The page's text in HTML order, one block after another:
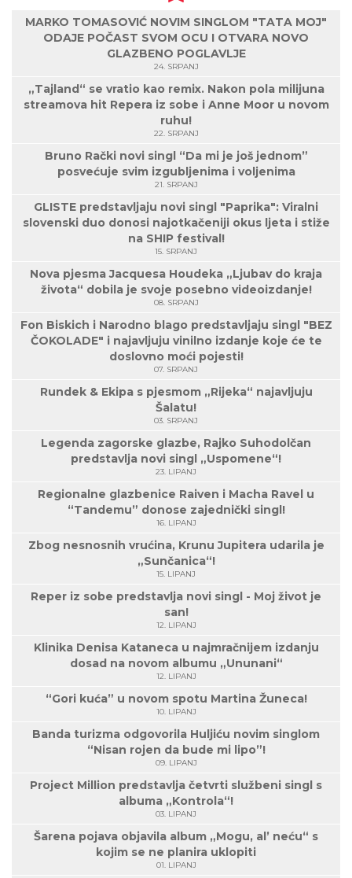
MARKO TOMASOVIĆ NOVIM SINGLOM "TATA MOJ"
ODAJE POČAST SVOM OCU I OTVARA NOVO
GLAZBENO POGLAVLJE
24. SRPANJ
„Tajland“ se vratio kao remix. Nakon pola milijuna
streamova hit Repera iz sobe i Anne Moor u novom
ruhu!
22. SRPANJ
Bruno Rački novi singl “Da mi je još jednom”
posvećuje svim izgubljenima i voljenima
21. SRPANJ
GLISTE predstavljaju novi singl "Paprika": Viralni
slovenski duo donosi najotkačeniji okus ljeta i stiže
na SHIP festival!
15. SRPANJ
Nova pjesma Jacquesa Houdeka „Ljubav do kraja
života“ dobila je svoje posebno videoizdanje!
08. SRPANJ
Fon Biskich i Narodno blago predstavljaju singl "BEZ
ČOKOLADE" i najavljuju vinilno izdanje koje će te
doslovno moći pojesti!
07. SRPANJ
Rundek & Ekipa s pjesmom „Rijeka“ najavljuju
Šalatu!
03. SRPANJ
Legenda zagorske glazbe, Rajko Suhodolčan
predstavlja novi singl „Uspomene“!
23. LIPANJ
Regionalne glazbenice Raiven i Macha Ravel u
“Tandemu” donose zajednički singl!
16. LIPANJ
Zbog nesnosnih vrućina, Krunu Jupitera udarila je
„Sunčanica“!
15. LIPANJ
Reper iz sobe predstavlja novi singl - Moj život je
san!
12. LIPANJ
Klinika Denisa Kataneca u najmračnijem izdanju
dosad na novom albumu „Ununani“
12. LIPANJ
“Gori kuća” u novom spotu Martina Žuneca!
10. LIPANJ
Banda turizma odgovorila Huljiću novim singlom
“Nisan rojen da bude mi lipo”!
09. LIPANJ
Project Million predstavlja četvrti službeni singl s
albuma „Kontrola“!
03. LIPANJ
Šarena pojava objavila album „Mogu, al’ neću“ s
kojim se ne planira uklopiti
01. LIPANJ